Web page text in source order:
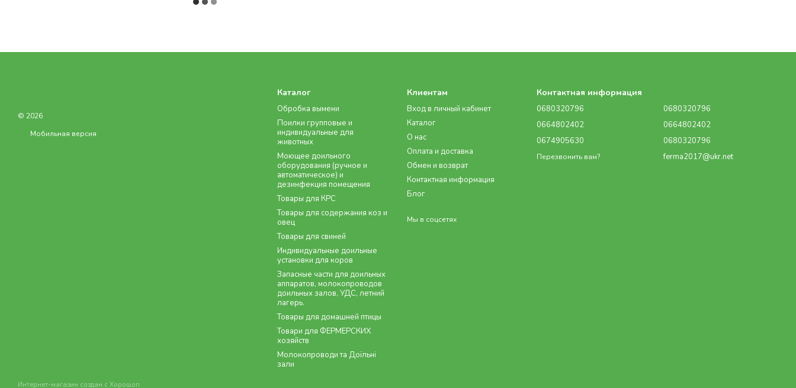
© 2026
Мобильная версия
Интернет-магазин создан с Хорошоп
Каталог
Обробка вымени
Поилки групповые и
индивидуальные для
животных
Моющее доильного
оборудования (ручное и
автоматическое) и
дезинфекция помещения
Товары для КРС
Товары для содержания коз и
овец
Товары для свиней
Индивидуальные доильные
установки для коров
Запасные части для доильных
аппаратов, молокопроводов
доильных залов, УДС, летний
лагерь.
Товары для домашней птицы
Товари для ФЕРМЕРСКИХ
хозяйств
Молокопроводи та Доїльні
зали
Клиентам
Вход в личный кабинет
Каталог
О нас
Оплата и доставка
Обмен и возврат
Контактная информация
Блог
Мы в соцсетях
Контактная информация
0680320796
0664802402
0674905630
Перезвонить вам?
0680320796
0664802402
0680320796
ferma2017@ukr.net